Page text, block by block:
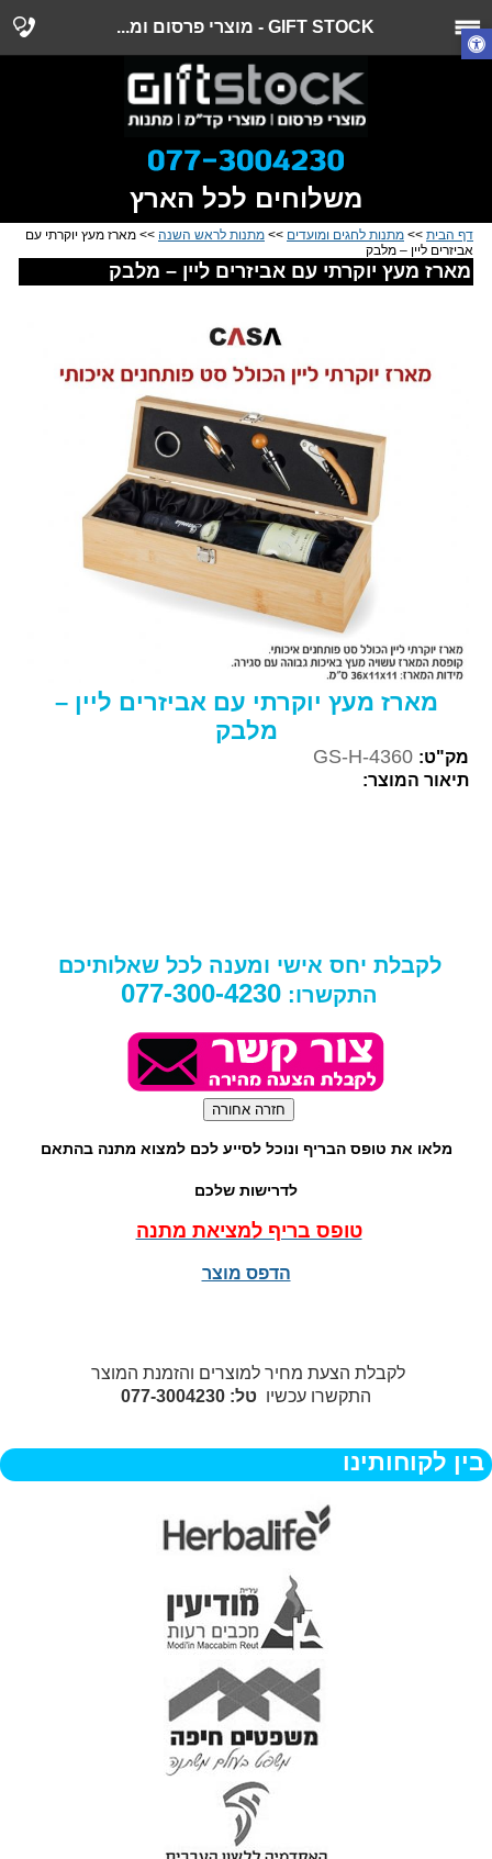
GIFT STOCK - מוצרי פרסום ומ...
משלוחים לכל הארץ
דף הבית >> מתנות לחגים ומועדים >> מתנות לראש השנה >> מארז מעץ יוקרתי עם
אביזרים ליין – מלבק
מארז מעץ יוקרתי עם אביזרים ליין – מלבק
מארז מעץ יוקרתי עם אביזרים ליין –
מלבק
מק"ט: GS-H-4360
תיאור המוצר:
לקבלת יחס אישי ומענה לכל שאלותיכם
התקשרו: 077-300-4230
מלאו את טופס הבריף ונוכל לסייע לכם למצוא מתנה בהתאם
לדרישות שלכם
טופס בריף למציאת מתנה
הדפס מוצר
לקבלת הצעת מחיר למוצרים והזמנת המוצר
התקשרו עכשיו טל: 077-3004230
בין לקוחותינו